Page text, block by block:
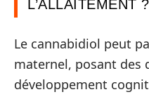
L’ALLAITEMENT ?
Le cannabidiol peut
maternel, posant des
développement